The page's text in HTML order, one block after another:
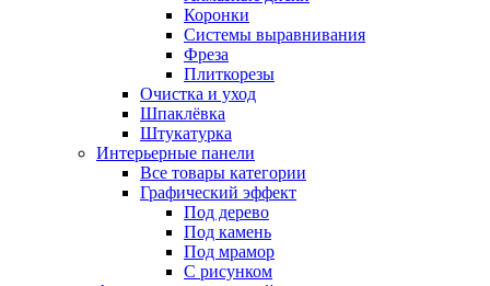
Коронки
Системы выравнивания
Фреза
Плиткорезы
Очистка и уход
Шпаклёвка
Штукатурка
Интерьерные панели
Все товары категории
Графический эффект
Под дерево
Под камень
Под мрамор
С рисунком